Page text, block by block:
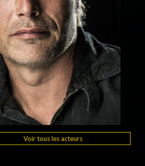
Voir tous les acteurs